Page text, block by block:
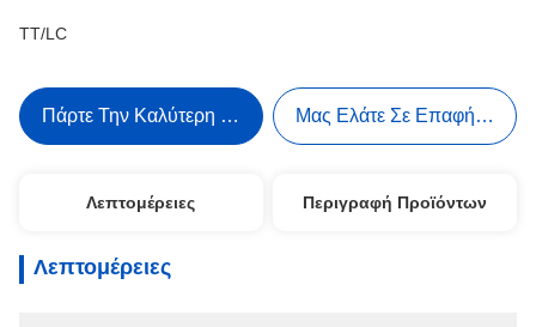
TT/LC
Πάρτε Την Καλύτερη Τιμή Μας Ελάτε Σε Επαφή Με
Λεπτομέρειες Περιγραφή Προϊόντων
Λεπτομέρειες